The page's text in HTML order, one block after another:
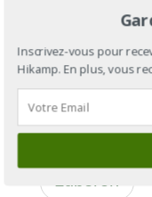
GR®97:
Inscrivez-vous pour
Hikamp. En plus, vous